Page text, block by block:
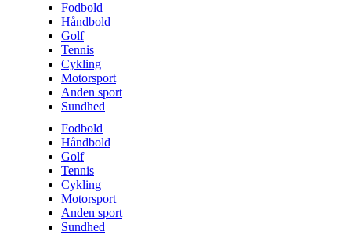
Fodbold
Håndbold
Golf
Tennis
Cykling
Motorsport
Anden sport
Sundhed
Fodbold
Håndbold
Golf
Tennis
Cykling
Motorsport
Anden sport
Sundhed